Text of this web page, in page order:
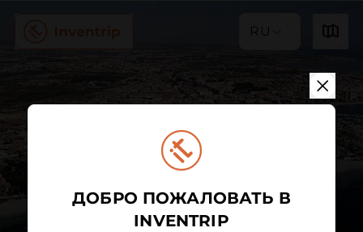
RU
ДОБРО ПОЖАЛОВАТЬ В
INVENTRIP